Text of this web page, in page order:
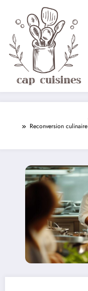
contenu
Reconversion